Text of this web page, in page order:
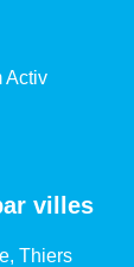
Activ
villes
Thiers